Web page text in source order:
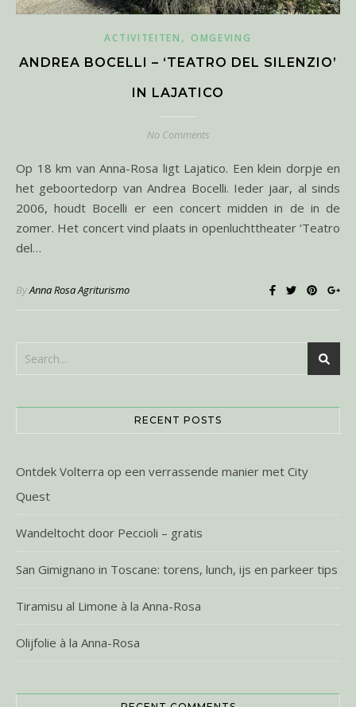
ACTIVITEITEN , OMGEVING
ANDREA BOCELLI – ‘TEATRO DEL SILENZIO’
IN LAJATICO
No Comments
Op 18 km van Anna-Rosa ligt Lajatico. Een klein dorpje en
het geboortedorp van Andrea Bocelli. Ieder jaar, al sinds
2006, houdt Bocelli er een concert midden in de in de
zomer. Het concert vind plaats in openluchttheater ‘Teatro
del…
ByAnna Rosa Agriturismo
RECENT POSTS
Ontdek Volterra op een verrassende manier met City
Quest
Wandeltocht door Peccioli – gratis
San Gimignano in Toscane: torens, lunch, ijs en parkeer tips
Tiramisu al Limone à la Anna-Rosa
Olijfolie à la Anna-Rosa